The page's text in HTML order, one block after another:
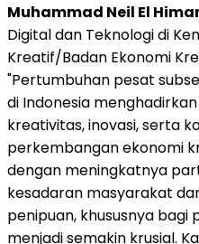
Muhammad Neil El
Digital dan Teknologi di
Kreatif/Badan Ekonomi
"Pertumbuhan pesat
di Indonesia
kreativitas, inovasi, serta
perkembangan ekonomi
dengan meningkatnya
kesadaran masyarakat
penipuan, khususnya bagi
menjadi semakin krusial.